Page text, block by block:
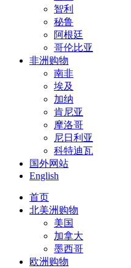
智利
秘鲁
阿根廷
哥伦比亚
非洲购物
南非
埃及
加纳
肯尼亚
摩洛哥
尼日利亚
科特迪瓦
国外网站
English
首页
北美洲购物
美国
加拿大
墨西哥
欧洲购物